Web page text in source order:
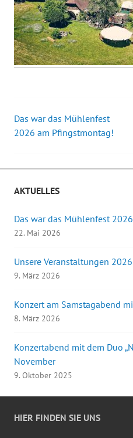
Beitrags-
Das war das Mühlenfest
2026 am Pfingstmontag!
AKTUELLES
Das war das Mühlenfest
22. Mai 2026
Unsere Veranstaltungen 2026
9. März 2026
Konzert am Samstagabend
8. März 2026
Konzertabend mit dem Duo
November
9. Oktober 2025
HIER FINDEN SIE UNS